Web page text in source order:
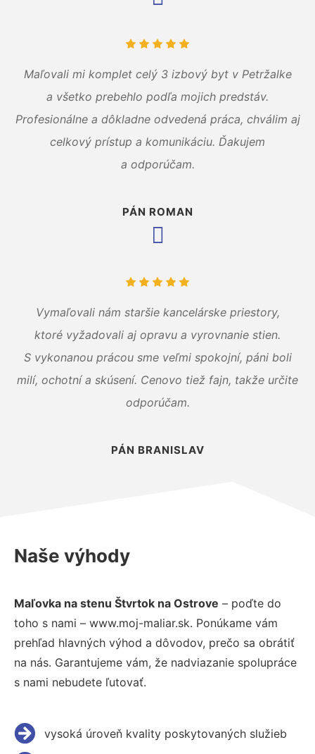
Maľovali mi komplet celý 3 izbový byt v Petržalke
a všetko prebehlo podľa mojich predstáv.
Profesionálne a dôkladne odvedená práca, chválim aj
celkový prístup a komunikáciu. Ďakujem
a odporúčam.
PÁN ROMAN
Vymaľovali nám staršie kancelárske priestory,
ktoré vyžadovali aj opravu a vyrovnanie stien.
S vykonanou prácou sme veľmi spokojní, páni boli
milí, ochotní a skúsení. Cenovo tiež fajn, takže určite
odporúčam.
PÁN BRANISLAV
Naše výhody
Maľovka na stenu Štvrtok na Ostrove – poďte do
toho s nami – www.moj-maliar.sk. Ponúkame vám
prehľad hlavných výhod a dôvodov, prečo sa obrátiť
na nás. Garantujeme vám, že nadviazanie spolupráce
s nami nebudete ľutovať.
vysoká úroveň kvality poskytovaných služieb